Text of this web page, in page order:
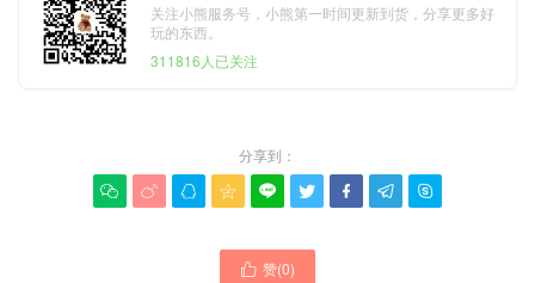
关注小熊服务号，小熊第一时间更新到货，分享更多好
玩的东西。
311816人已关注
分享到：
        
 赞(0)